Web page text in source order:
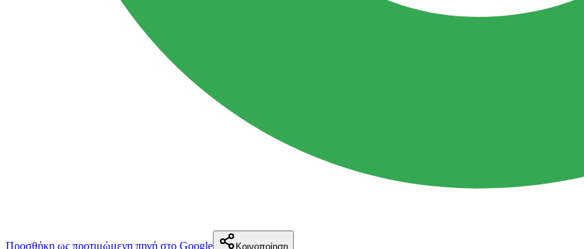
Προσθήκη ως προτιμώμενη πηγή στο Google Κοινοποίηση